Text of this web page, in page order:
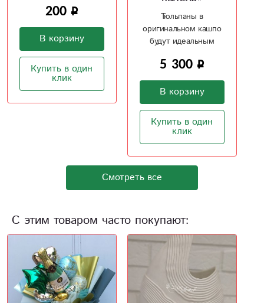
Тюльпаны в
оригинальном кашпо
будут идеальным
подарком
5 300
В корзину
200
В корзину
Купить в один
клик
Смотреть все
С этим товаром часто покупают: